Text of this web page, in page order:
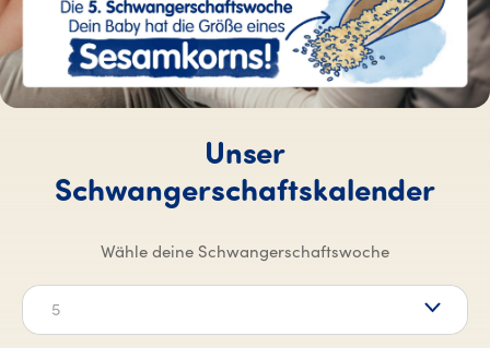
Unser
Schwangerschaftskalender
Wähle deine Schwangerschaftswoche
5